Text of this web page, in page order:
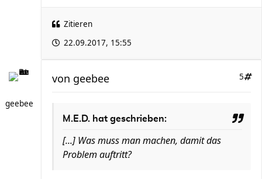
Zitieren
22.09.2017, 15:55
geebee
5
von geebee
M.E.D. hat geschrieben:
[...] Was muss man machen, damit das
Problem auftritt?